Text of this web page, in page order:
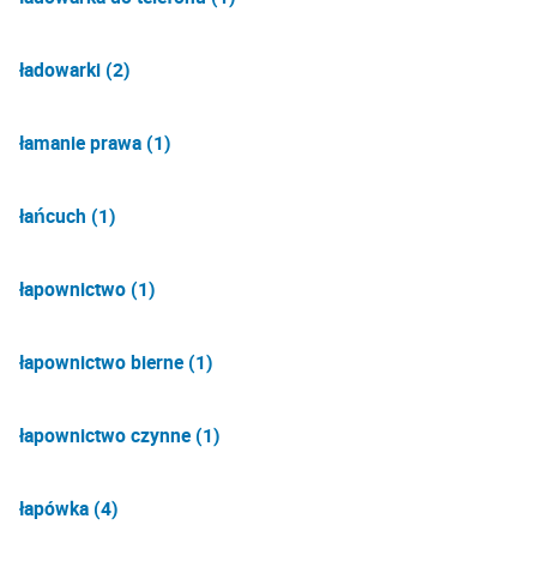
ładowarki (2)
łamanie prawa (1)
łańcuch (1)
łapownictwo (1)
łapownictwo bierne (1)
łapownictwo czynne (1)
łapówka (4)